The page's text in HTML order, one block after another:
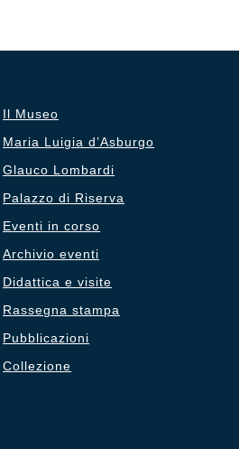
Il Museo
Maria Luigia d’Asburgo
Glauco Lombardi
Palazzo di Riserva
Eventi in corso
Archivio eventi
Didattica e visite
Rassegna stampa
Pubblicazioni
Collezione